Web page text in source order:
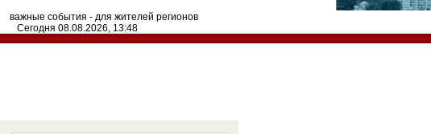
важные события - для жителей регионов
Сегодня 08.08.2026, 13:48